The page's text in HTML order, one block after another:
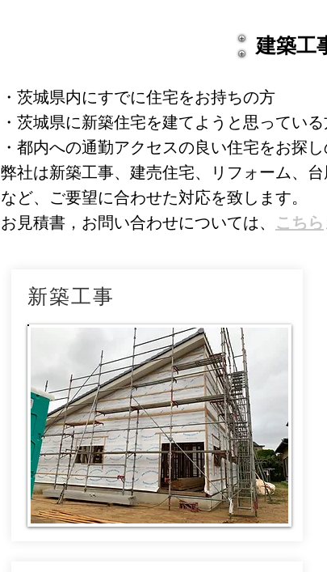
​建築工
​・茨城県内にすでに住宅をお持ちの方
・茨城県に新築住宅を建てようと思ってい
・都内への通勤アクセスの良い住宅をお探
弊社は新築工事、建売住宅、リフォーム、
など、ご要望に合わせた対応を致します。
お見積書，お問い合わせについては、 こちら
新築工事